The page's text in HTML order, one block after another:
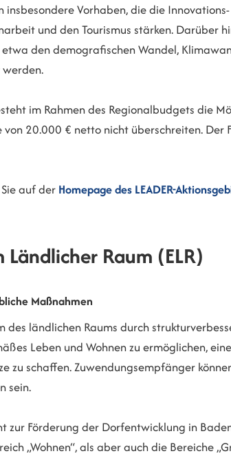
insbesondere Vorhaben, die die
und den Tourismus stärken. Darüber
den demografischen Wandel,
im Rahmen des Regionalbudgets die
von 20.000 € netto nicht überschreiten.
auf der Homepage des LEADER-
Raum (ELR)
Maßnahmen
des ländlichen Raums durch
Leben und Wohnen zu ermöglichen,
zu schaffen. Zuwendungsempfänger
sein.
zur Förderung der Dorfentwicklung in
„Wohnen“, als aber auch die Bereiche